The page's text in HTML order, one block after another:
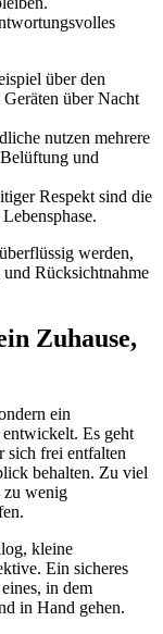
über den
über Nacht
nutzen mehrere
und
Respekt sind die
werden,
Rücksichtnahme
Zuhause,
ein
Es geht
sich frei entfalten
behalten. Zu viel
zu wenig
kleine
Ein sicheres
in dem
in Hand gehen.